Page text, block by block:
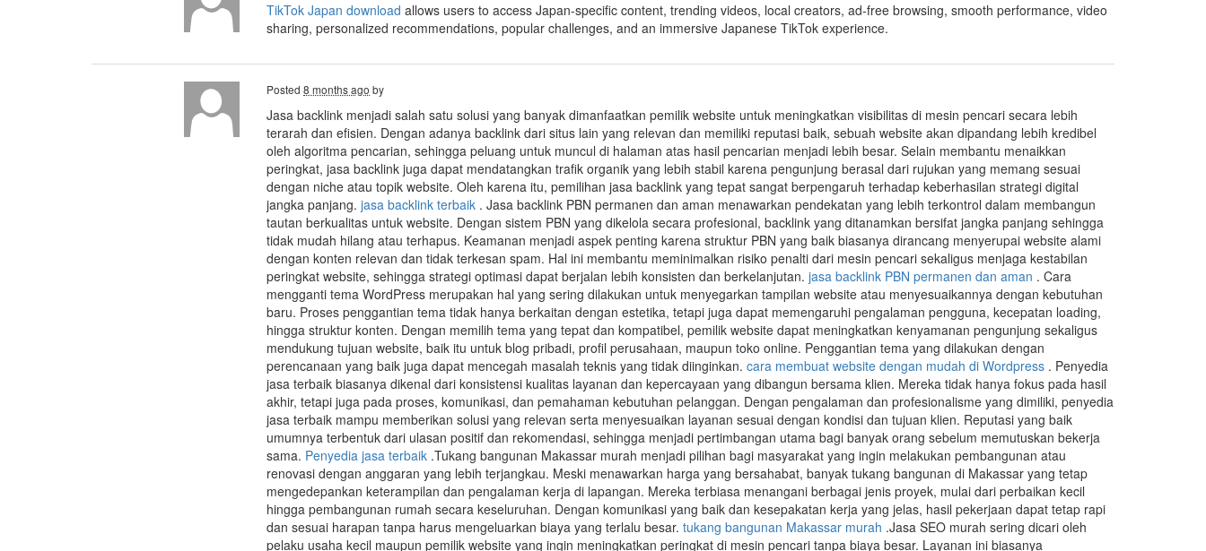
TikTok Japan download allows users to access Japan-specific content, trending videos, local creators, ad-free browsing, smooth performance, video
sharing, personalized recommendations, popular challenges, and an immersive Japanese TikTok experience.
Posted 8 months ago by
Jasa backlink menjadi salah satu solusi yang banyak dimanfaatkan pemilik website untuk meningkatkan visibilitas di mesin pencari secara lebih
terarah dan efisien. Dengan adanya backlink dari situs lain yang relevan dan memiliki reputasi baik, sebuah website akan dipandang lebih kredibel
oleh algoritma pencarian, sehingga peluang untuk muncul di halaman atas hasil pencarian menjadi lebih besar. Selain membantu menaikkan
peringkat, jasa backlink juga dapat mendatangkan trafik organik yang lebih stabil karena pengunjung berasal dari rujukan yang memang sesuai
dengan niche atau topik website. Oleh karena itu, pemilihan jasa backlink yang tepat sangat berpengaruh terhadap keberhasilan strategi digital
jangka panjang. jasa backlink terbaik . Jasa backlink PBN permanen dan aman menawarkan pendekatan yang lebih terkontrol dalam membangun
tautan berkualitas untuk website. Dengan sistem PBN yang dikelola secara profesional, backlink yang ditanamkan bersifat jangka panjang sehingga
tidak mudah hilang atau terhapus. Keamanan menjadi aspek penting karena struktur PBN yang baik biasanya dirancang menyerupai website alami
dengan konten relevan dan tidak terkesan spam. Hal ini membantu meminimalkan risiko penalti dari mesin pencari sekaligus menjaga kestabilan
peringkat website, sehingga strategi optimasi dapat berjalan lebih konsisten dan berkelanjutan. jasa backlink PBN permanen dan aman . Cara
mengganti tema WordPress merupakan hal yang sering dilakukan untuk menyegarkan tampilan website atau menyesuaikannya dengan kebutuhan
baru. Proses penggantian tema tidak hanya berkaitan dengan estetika, tetapi juga dapat memengaruhi pengalaman pengguna, kecepatan loading,
hingga struktur konten. Dengan memilih tema yang tepat dan kompatibel, pemilik website dapat meningkatkan kenyamanan pengunjung sekaligus
mendukung tujuan website, baik itu untuk blog pribadi, profil perusahaan, maupun toko online. Penggantian tema yang dilakukan dengan
perencanaan yang baik juga dapat mencegah masalah teknis yang tidak diinginkan. cara membuat website dengan mudah di Wordpress . Penyedia
jasa terbaik biasanya dikenal dari konsistensi kualitas layanan dan kepercayaan yang dibangun bersama klien. Mereka tidak hanya fokus pada hasil
akhir, tetapi juga pada proses, komunikasi, dan pemahaman kebutuhan pelanggan. Dengan pengalaman dan profesionalisme yang dimiliki, penyedia
jasa terbaik mampu memberikan solusi yang relevan serta menyesuaikan layanan sesuai dengan kondisi dan tujuan klien. Reputasi yang baik
umumnya terbentuk dari ulasan positif dan rekomendasi, sehingga menjadi pertimbangan utama bagi banyak orang sebelum memutuskan bekerja
sama. Penyedia jasa terbaik .Tukang bangunan Makassar murah menjadi pilihan bagi masyarakat yang ingin melakukan pembangunan atau
renovasi dengan anggaran yang lebih terjangkau. Meski menawarkan harga yang bersahabat, banyak tukang bangunan di Makassar yang tetap
mengedepankan keterampilan dan pengalaman kerja di lapangan. Mereka terbiasa menangani berbagai jenis proyek, mulai dari perbaikan kecil
hingga pembangunan rumah secara keseluruhan. Dengan komunikasi yang baik dan kesepakatan kerja yang jelas, hasil pekerjaan dapat tetap rapi
dan sesuai harapan tanpa harus mengeluarkan biaya yang terlalu besar. tukang bangunan Makassar murah .Jasa SEO murah sering dicari oleh
pelaku usaha kecil maupun pemilik website yang ingin meningkatkan peringkat di mesin pencari tanpa biaya besar. Layanan ini biasanya